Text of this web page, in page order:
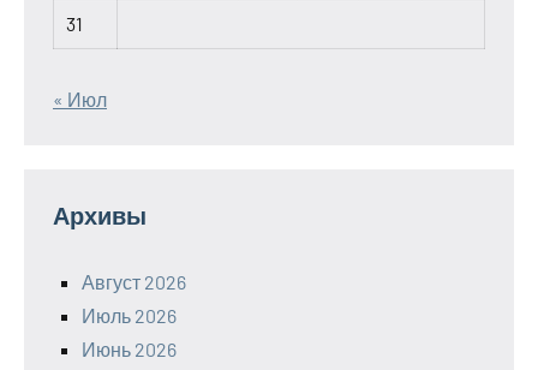
31
« Июл
Архивы
Август 2026
Июль 2026
Июнь 2026